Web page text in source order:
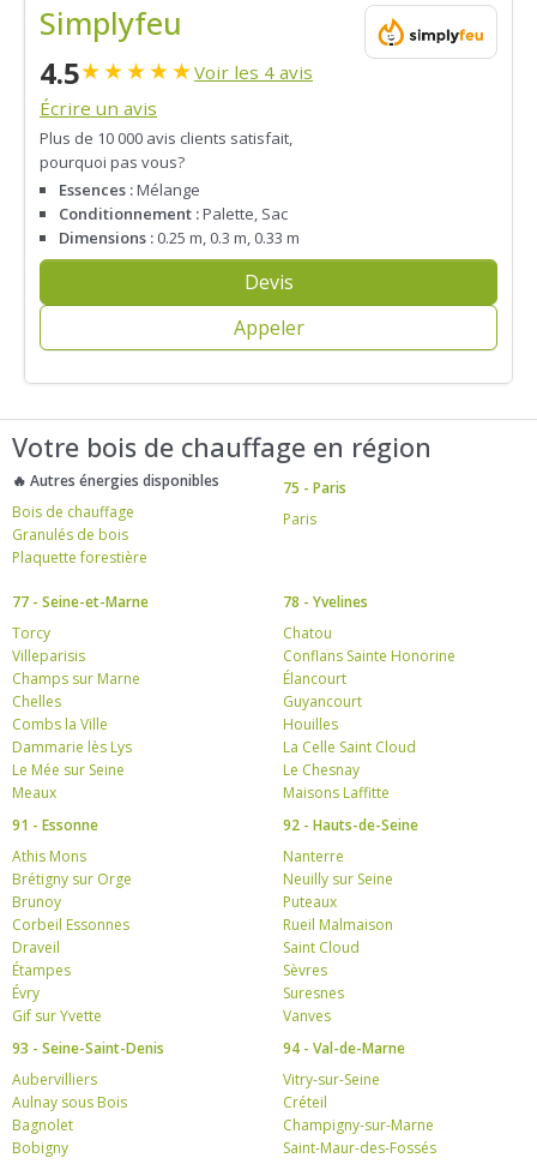
Simplyfeu
4.5★★★★★Voir les 4 avis
Écrire un avis
Plus de 10 000 avis clients satisfait,
pourquoi pas vous?
Essences :Mélange
Conditionnement :Palette, Sac
Dimensions : 0.25 m, 0.3 m, 0.33 m
Devis
Appeler
Votre bois de chauffage en région
🔥 Autres énergies disponibles
Bois de chauffage
Granulés de bois
Plaquette forestière
75 - Paris
Paris
77 - Seine-et-Marne
Torcy
Villeparisis
Champs sur Marne
Chelles
Combs la Ville
Dammarie lès Lys
Le Mée sur Seine
Meaux
78 - Yvelines
Chatou
Conflans Sainte Honorine
Élancourt
Guyancourt
Houilles
La Celle Saint Cloud
Le Chesnay
Maisons Laffitte
91 - Essonne
Athis Mons
Brétigny sur Orge
Brunoy
Corbeil Essonnes
Draveil
Étampes
Évry
Gif sur Yvette
92 - Hauts-de-Seine
Nanterre
Neuilly sur Seine
Puteaux
Rueil Malmaison
Saint Cloud
Sèvres
Suresnes
Vanves
93 - Seine-Saint-Denis
Aubervilliers
Aulnay sous Bois
Bagnolet
Bobigny
94 - Val-de-Marne
Vitry-sur-Seine
Créteil
Champigny-sur-Marne
Saint-Maur-des-Fossés